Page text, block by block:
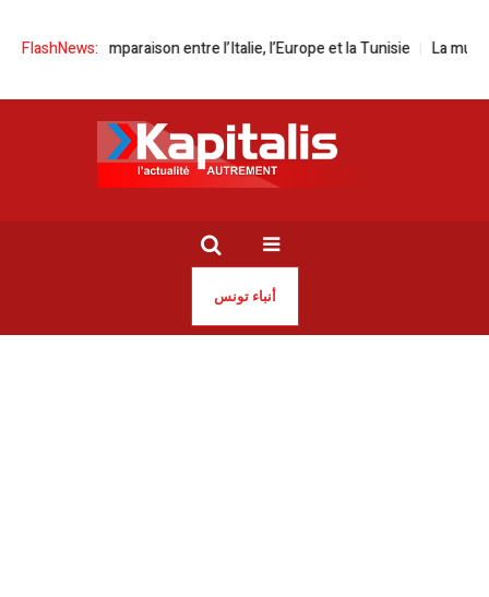
FlashNews:
| Comparaison entre l’Italie, l’Europe et la Tunisie La musique
أنباء تونس